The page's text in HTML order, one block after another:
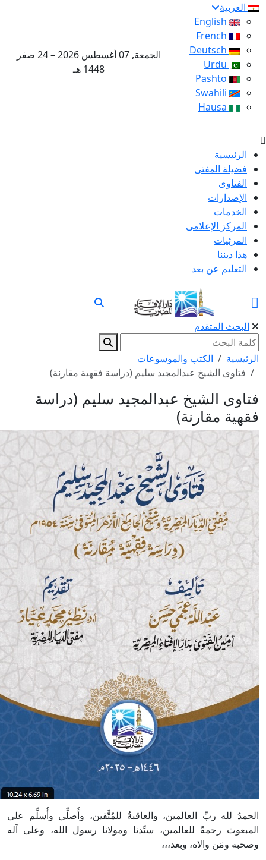
العربية
English
French
Deutsch
Pashto
Swahili
Hausa
الجمعة, 07 أغسطس 2026 – 24 صفر
1448 هـ
الرئيسية
فضيلة المفتى
الفتاوى
الإصدارات
الخدمات
المركز الإعلامى
المرئيات
هذا ديننا
التعليم عن بعد
البحث المتقدم
الرئيسية
الكتب والموسوعات
فتاوى الشيخ عبدالمجيد سليم (دراسة فقهية مقارنة)
فتاوى الشيخ عبدالمجيد سليم (دراسة
فقهية مقارنة)
الحمدُ لله ربِّ العالمين، والعاقبةُ للمُتَّقين، وأُصلِّي وأُسلِّم على
المبعوث رحمةً للعالمين، سيِّدنا ومولانا رسول الله، وعلى آله
وصحبه ومَن والاه، وبعد،،،